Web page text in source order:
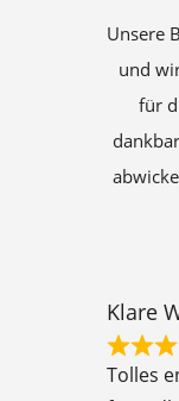
Unsere
und
für
Klare
R
a
Tolles